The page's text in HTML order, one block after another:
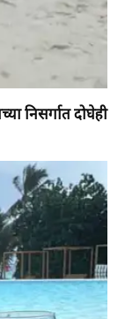
निसर्गात दोघेही